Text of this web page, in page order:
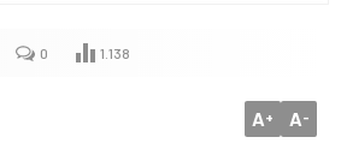
0 1.138
A+ A-